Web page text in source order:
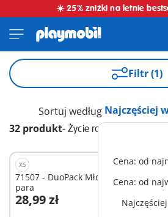
☀️ 25% zniżki na letnie
Filtr (1)
32 produkt- Życie rodzinne
Sortuj według
Cena: od
Cena: od
XS
71507 - DuoPack Młoda
para
28,99 zł
Dodaj do koszyka
sala